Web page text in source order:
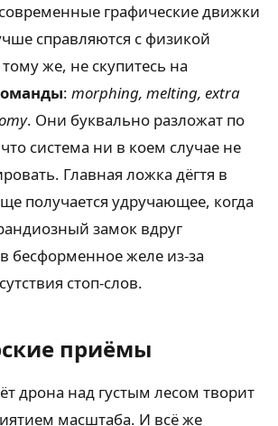
графические движки
справляются с физикой
же, не скупитесь на
: morphing, melting, extra
. Они буквально разложат по
система ни в коем случае не
Главная ложка дёгтя в
получается удручающее, когда
замок вдруг
бесформенное желе из-за
стоп-слов.
приёмы
дрона над густым лесом творит
масштаба. И всё же